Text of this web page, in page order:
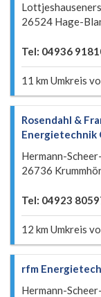
26524 Hage-
Tel: 04936
11 km Umkreis
Rosendahl &
Energietechnik
Hermann-
26736
Tel: 04923
12 km Umkreis
rfm
Hermann-